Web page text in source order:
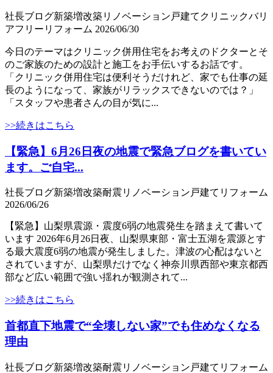
社長ブログ新築増改築リノベーション 戸建て クリニックバリ
アフリー リフォーム 2026/06/30
今日のテーマはクリニック併用住宅をお考えのドクターとそ
のご家族のための設計と施工をお手伝いするお話です。
「クリニック併用住宅は便利そうだけれど、家でも仕事の延
長のようになって、家族がリラックスできないのでは？」
「スタッフや患者さんの目が気に...
>>続きはこちら
【緊急】6月26日夜の地震で緊急ブログを書いてい
ます。ご自宅...
社長ブログ新築増改築耐震 リノベーション 戸建て リフォーム
2026/06/26
【緊急】山梨県震源・震度6弱の地震発生を踏まえて書いて
います 2026年6月26日夜、山梨県東部・富士五湖を震源とす
る最大震度6弱の地震が発生しました。津波の心配はないと
されていますが、山梨県だけでなく神奈川県西部や東京都西
部など広い範囲で強い揺れが観測されて...
>>続きはこちら
首都直下地震で“全壊しない家”でも住めなくなる
理由
社長ブログ新築増改築耐震 リノベーション 戸建て リフォーム